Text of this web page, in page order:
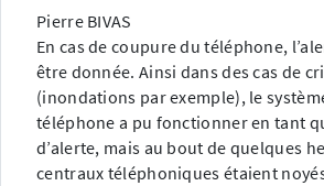
Pierre BIVAS
En cas de coupure du téléphone,
être donnée. Ainsi dans des cas de
(inondations par exemple), le
téléphone a pu fonctionner en tant
d’alerte, mais au bout de quelques
centraux téléphoniques étaient